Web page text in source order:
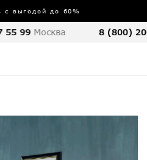
с выгодой до 60%
55 99 Москва 8 (800)